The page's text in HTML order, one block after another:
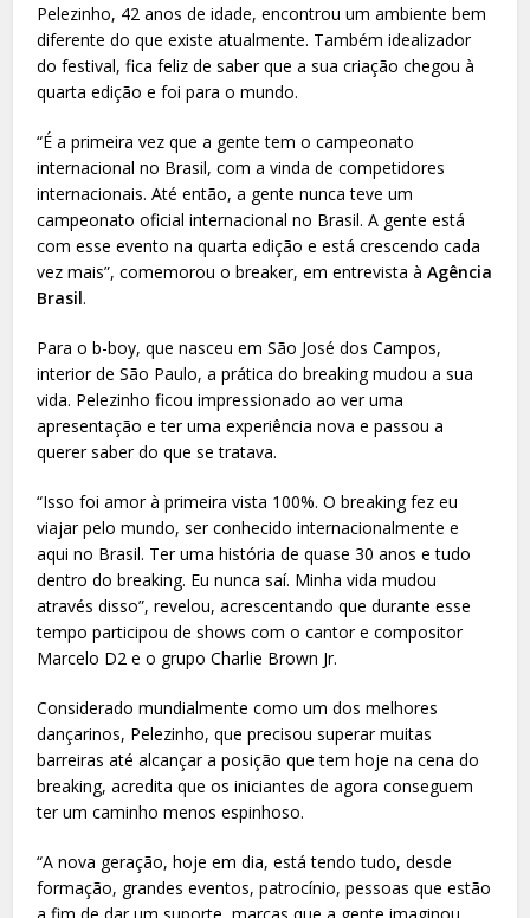
Pelezinho, 42 anos de idade, encontrou um ambiente bem
diferente do que existe atualmente. Também idealizador
do festival, fica feliz de saber que a sua criação chegou à
quarta edição e foi para o mundo.
“É a primeira vez que a gente tem o campeonato
internacional no Brasil, com a vinda de competidores
internacionais. Até então, a gente nunca teve um
campeonato oficial internacional no Brasil. A gente está
com esse evento na quarta edição e está crescendo cada
vez mais”, comemorou o breaker, em entrevista àAgência
Brasil.
Para o b-boy, que nasceu em São José dos Campos,
interior de São Paulo, a prática do breaking mudou a sua
vida. Pelezinho ficou impressionado ao ver uma
apresentação e ter uma experiência nova e passou a
querer saber do que se tratava.
“Isso foi amor à primeira vista 100%. O breaking fez eu
viajar pelo mundo, ser conhecido internacionalmente e
aqui no Brasil. Ter uma história de quase 30 anos e tudo
dentro do breaking. Eu nunca saí. Minha vida mudou
através disso”, revelou, acrescentando que durante esse
tempo participou de shows com o cantor e compositor
Marcelo D2 e o grupo Charlie Brown Jr.
Considerado mundialmente como um dos melhores
dançarinos, Pelezinho, que precisou superar muitas
barreiras até alcançar a posição que tem hoje na cena do
breaking, acredita que os iniciantes de agora conseguem
ter um caminho menos espinhoso.
“A nova geração, hoje em dia, está tendo tudo, desde
formação, grandes eventos, patrocínio, pessoas que estão